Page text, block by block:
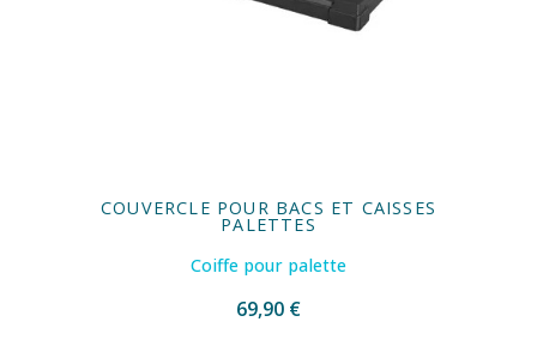
COUVERCLE POUR BACS ET CAISSES
PALETTES
Coiffe pour palette
69,90 €